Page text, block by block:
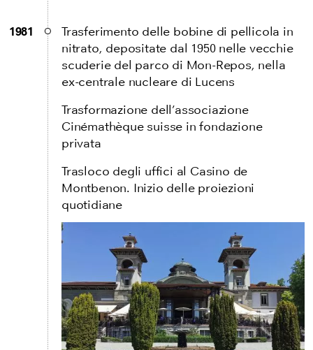
1981
Trasferimento delle bobine di pellicola in
nitrato, depositate dal 1950 nelle vecchie
scuderie del parco di Mon-Repos, nella
ex-centrale nucleare di Lucens
Trasformazione dell’associazione
Cinémathèque suisse in fondazione
privata
Trasloco degli uffici al Casino de
Montbenon. Inizio delle proiezioni
quotidiane